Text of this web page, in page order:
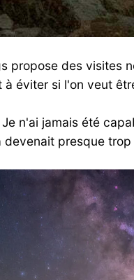
des visites
éviter si l'on veut
n'ai jamais été
presque